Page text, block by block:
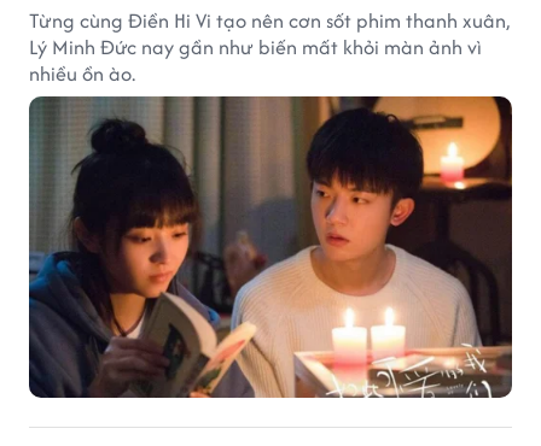
Từng cùng Điền Hi Vi tạo nên cơn sốt phim thanh xuân,
Lý Minh Đức nay gần như biến mất khỏi màn ảnh vì
nhiều ồn ào.